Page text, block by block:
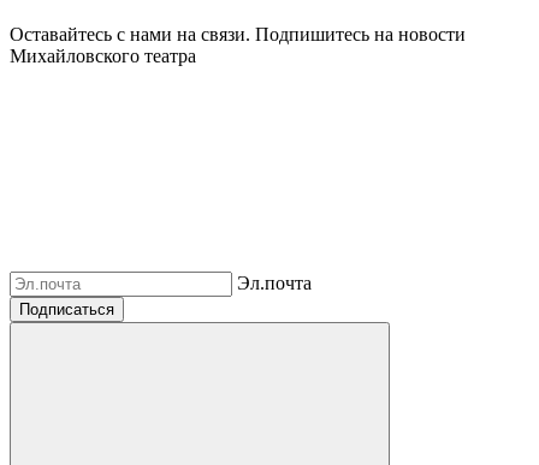
Оставайтесь с нами на связи. Подпишитесь на новости
Михайловского театра
Эл.почта
Подписаться